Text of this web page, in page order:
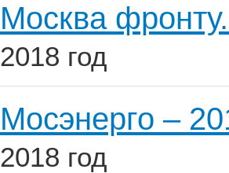
Москва
2018 год
Мосэнерго –
2018 год